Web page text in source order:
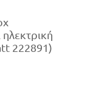
ηλεκτρική
222891)